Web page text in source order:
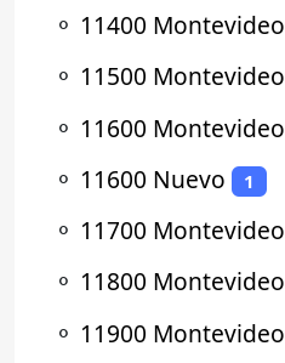
⚬ 11400 Montevideo
⚬ 11500 Montevideo
⚬ 11600 Montevideo
⚬ 11600 Nuevo 1
⚬ 11700 Montevideo
⚬ 11800 Montevideo
⚬ 11900 Montevideo